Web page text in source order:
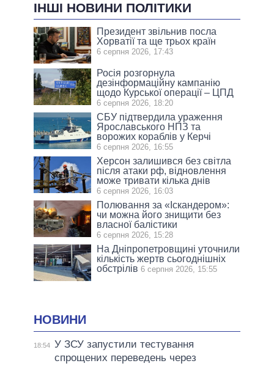
ІНШІ НОВИНИ ПОЛІТИКИ
Президент звільнив посла
Хорватії та ще трьох країн
6 серпня 2026, 17:43
Росія розгорнула
дезінформаційну кампанію
щодо Курської операції – ЦПД
6 серпня 2026, 18:20
СБУ підтвердила ураження
Ярославського НПЗ та
ворожих кораблів у Керчі
6 серпня 2026, 16:55
Херсон залишився без світла
після атаки рф, відновлення
може тривати кілька днів
6 серпня 2026, 16:03
Полювання за «Іскандером»:
чи можна його знищити без
власної балістики
6 серпня 2026, 15:28
На Дніпропетровщині уточнили
кількість жертв сьогоднішніх
обстрілів 6 серпня 2026, 15:55
НОВИНИ
18:54 У ЗСУ запустили тестування
спрощених переведень через